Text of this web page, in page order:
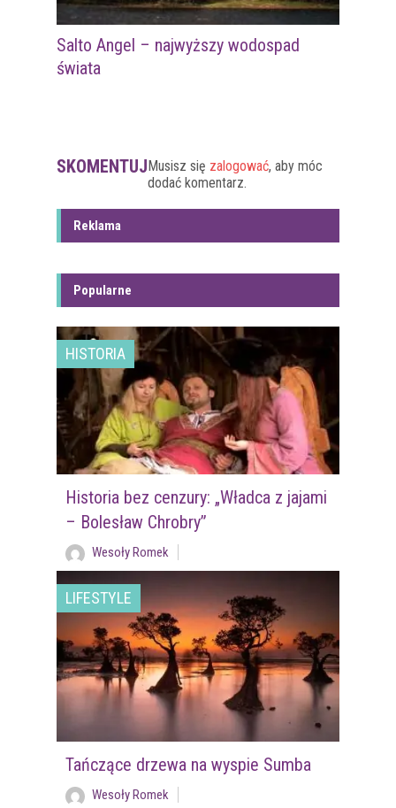
Salto Angel – najwyższy wodospad
świata
SKOMENTUJMusisz się zalogować, aby móc
dodać komentarz.
Reklama
Popularne
HISTORIA
Historia bez cenzury: „Władca z jajami
– Bolesław Chrobry”
Wesoły Romek
LIFESTYLE
Tańczące drzewa na wyspie Sumba
Wesoły Romek